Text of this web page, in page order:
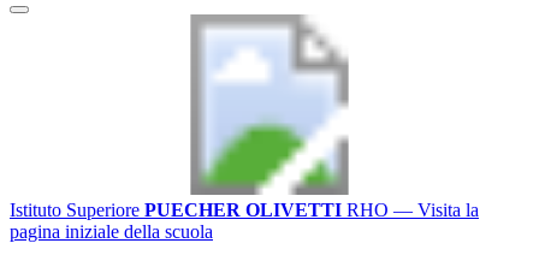
Istituto Superiore PUECHER OLIVETTI RHO — Visita la
pagina iniziale della scuola